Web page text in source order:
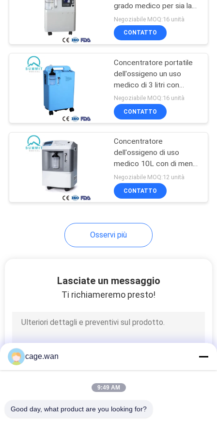
misuratore di
ossigeno del
sangue
Monitor per la
pressione del
sangue
Macchina medica
Concentratore
medico
dell'ossigeno
grado medico per sia la
casa che l'uso
dell'ospedale
Negoziabile MOQ:16 unità
CONTATTO
Concentratore portatile
dell'ossigeno un uso
medico di 3 litri con
purezza di 93%
Negoziabile MOQ:16 unità
CONTATTO
Concentratore
dell'ossigeno di uso
medico 10L con di meno
che livello sonoro 40db
Negoziabile MOQ:12 unità
CONTATTO
Osservi più
Lasciate un messaggio
Ti richiameremo presto!
cage.wan
9:49 AM
Good day, what product are you looking for?